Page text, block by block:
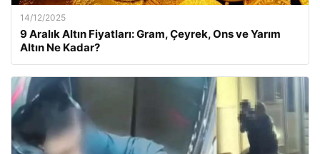
14/12/2025
9 Aralık Altın Fiyatları: Gram, Çeyrek, Ons ve Yarım
Altın Ne Kadar?